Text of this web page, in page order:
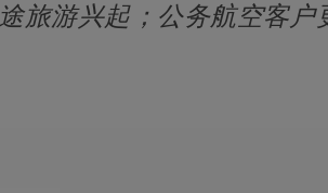
旅游兴起；公务航空客户